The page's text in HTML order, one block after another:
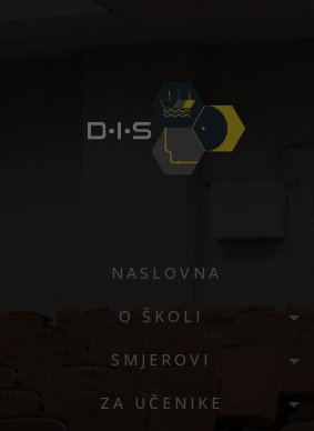
NASLOVNA
O ŠKOLI
SMJEROVI
ZA UČENIKE